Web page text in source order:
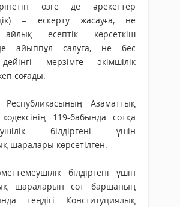
өзге де әрекеттер
– ескерту жасауға, не
есептік көрсеткіш
айыппұл салуға, не бес
мерзімге әкімшілік
соғады.
Республикасының Азаматтық
кодексінің 119-бабында сотқа
білдіргені үшін
шаралары көрсетілген.
білдіргені үшін
шараларын сот баршаның
теңдігі Конституциялық